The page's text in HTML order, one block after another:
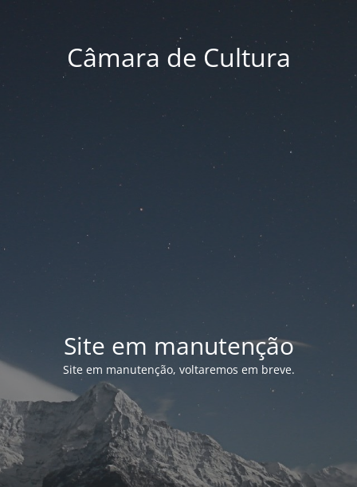
Câmara de Cultura
Site em manutenção
Site em manutenção, voltaremos em breve.